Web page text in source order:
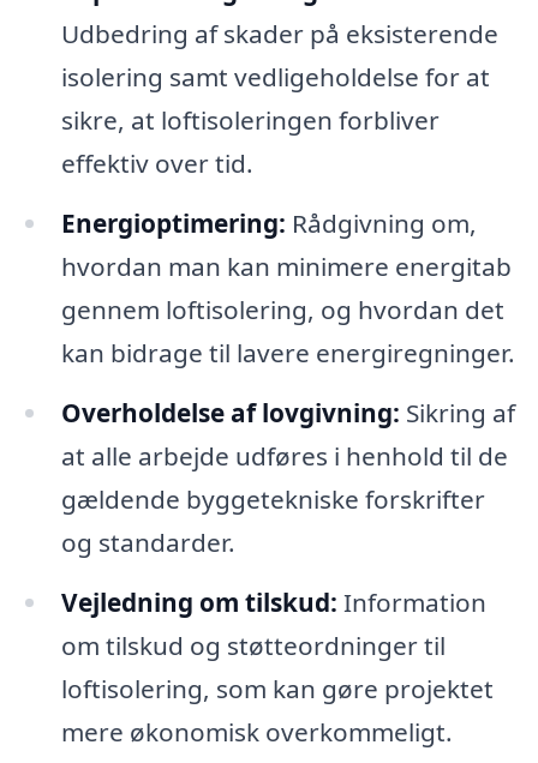
Udbedring af skader på eksisterende
isolering samt vedligeholdelse for at
sikre, at loftisoleringen forbliver
effektiv over tid.
Energioptimering: Rådgivning om,
hvordan man kan minimere energitab
gennem loftisolering, og hvordan det
kan bidrage til lavere energiregninger.
Overholdelse af lovgivning: Sikring af
at alle arbejde udføres i henhold til de
gældende byggetekniske forskrifter
og standarder.
Vejledning om tilskud: Information
om tilskud og støtteordninger til
loftisolering, som kan gøre projektet
mere økonomisk overkommeligt.